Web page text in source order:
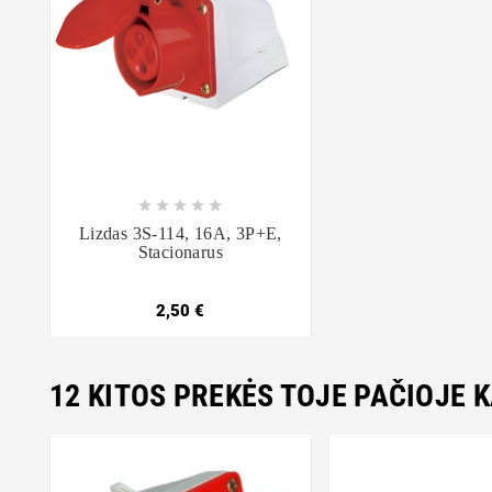
    
Lizdas 3S-114, 16A, 3P+E,
Stacionarus
2,50 €
12 KITOS PREKĖS TOJE PAČIOJE